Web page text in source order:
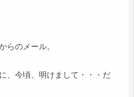
らのメール。
、今頃、明けまして・・・だ